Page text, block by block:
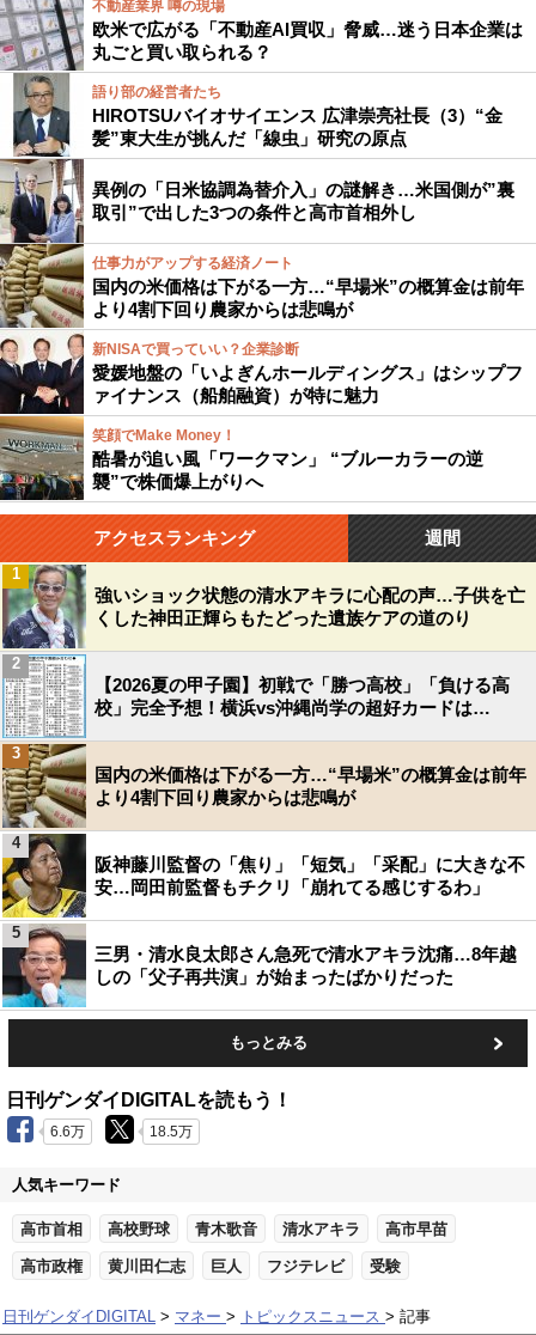
不動産業界 噂の現場
欧米で広がる「不動産AI買収」脅威…迷う日本企業は
丸ごと買い取られる？
語り部の経営者たち
HIROTSUバイオサイエンス 広津崇亮社長（3）“金
髪”東大生が挑んだ「線虫」研究の原点
異例の「日米協調為替介入」の謎解き…米国側が”裏
取引”で出した3つの条件と高市首相外し
仕事力がアップする経済ノート
国内の米価格は下がる一方…“早場米”の概算金は前年
より4割下回り農家からは悲鳴が
新NISAで買っていい？企業診断
愛媛地盤の「いよぎんホールディングス」はシップフ
ァイナンス（船舶融資）が特に魅力
笑顔でMake Money！
酷暑が追い風「ワークマン」 “ブルーカラーの逆
襲”で株価爆上がりへ
アクセスランキング 週間
強いショック状態の清水アキラに心配の声…子供を亡
くした神田正輝らもたどった遺族ケアの道のり
1
【2026夏の甲子園】初戦で「勝つ高校」「負ける高
校」完全予想！横浜vs沖縄尚学の超好カードは…
2
国内の米価格は下がる一方…“早場米”の概算金は前年
より4割下回り農家からは悲鳴が
3
阪神藤川監督の「焦り」「短気」「采配」に大きな不
安…岡田前監督もチクリ「崩れてる感じするわ」
4
三男・清水良太郎さん急死で清水アキラ沈痛…8年越
しの「父子再共演」が始まったばかりだった
5
もっとみる
日刊ゲンダイDIGITALを読もう！
6.6万 18.5万
人気キーワード
高市首相 高校野球 青木歌音 清水アキラ 高市早苗
高市政権 黄川田仁志 巨人 フジテレビ 受験
日刊ゲンダイDIGITAL マネー トピックスニュース 記事